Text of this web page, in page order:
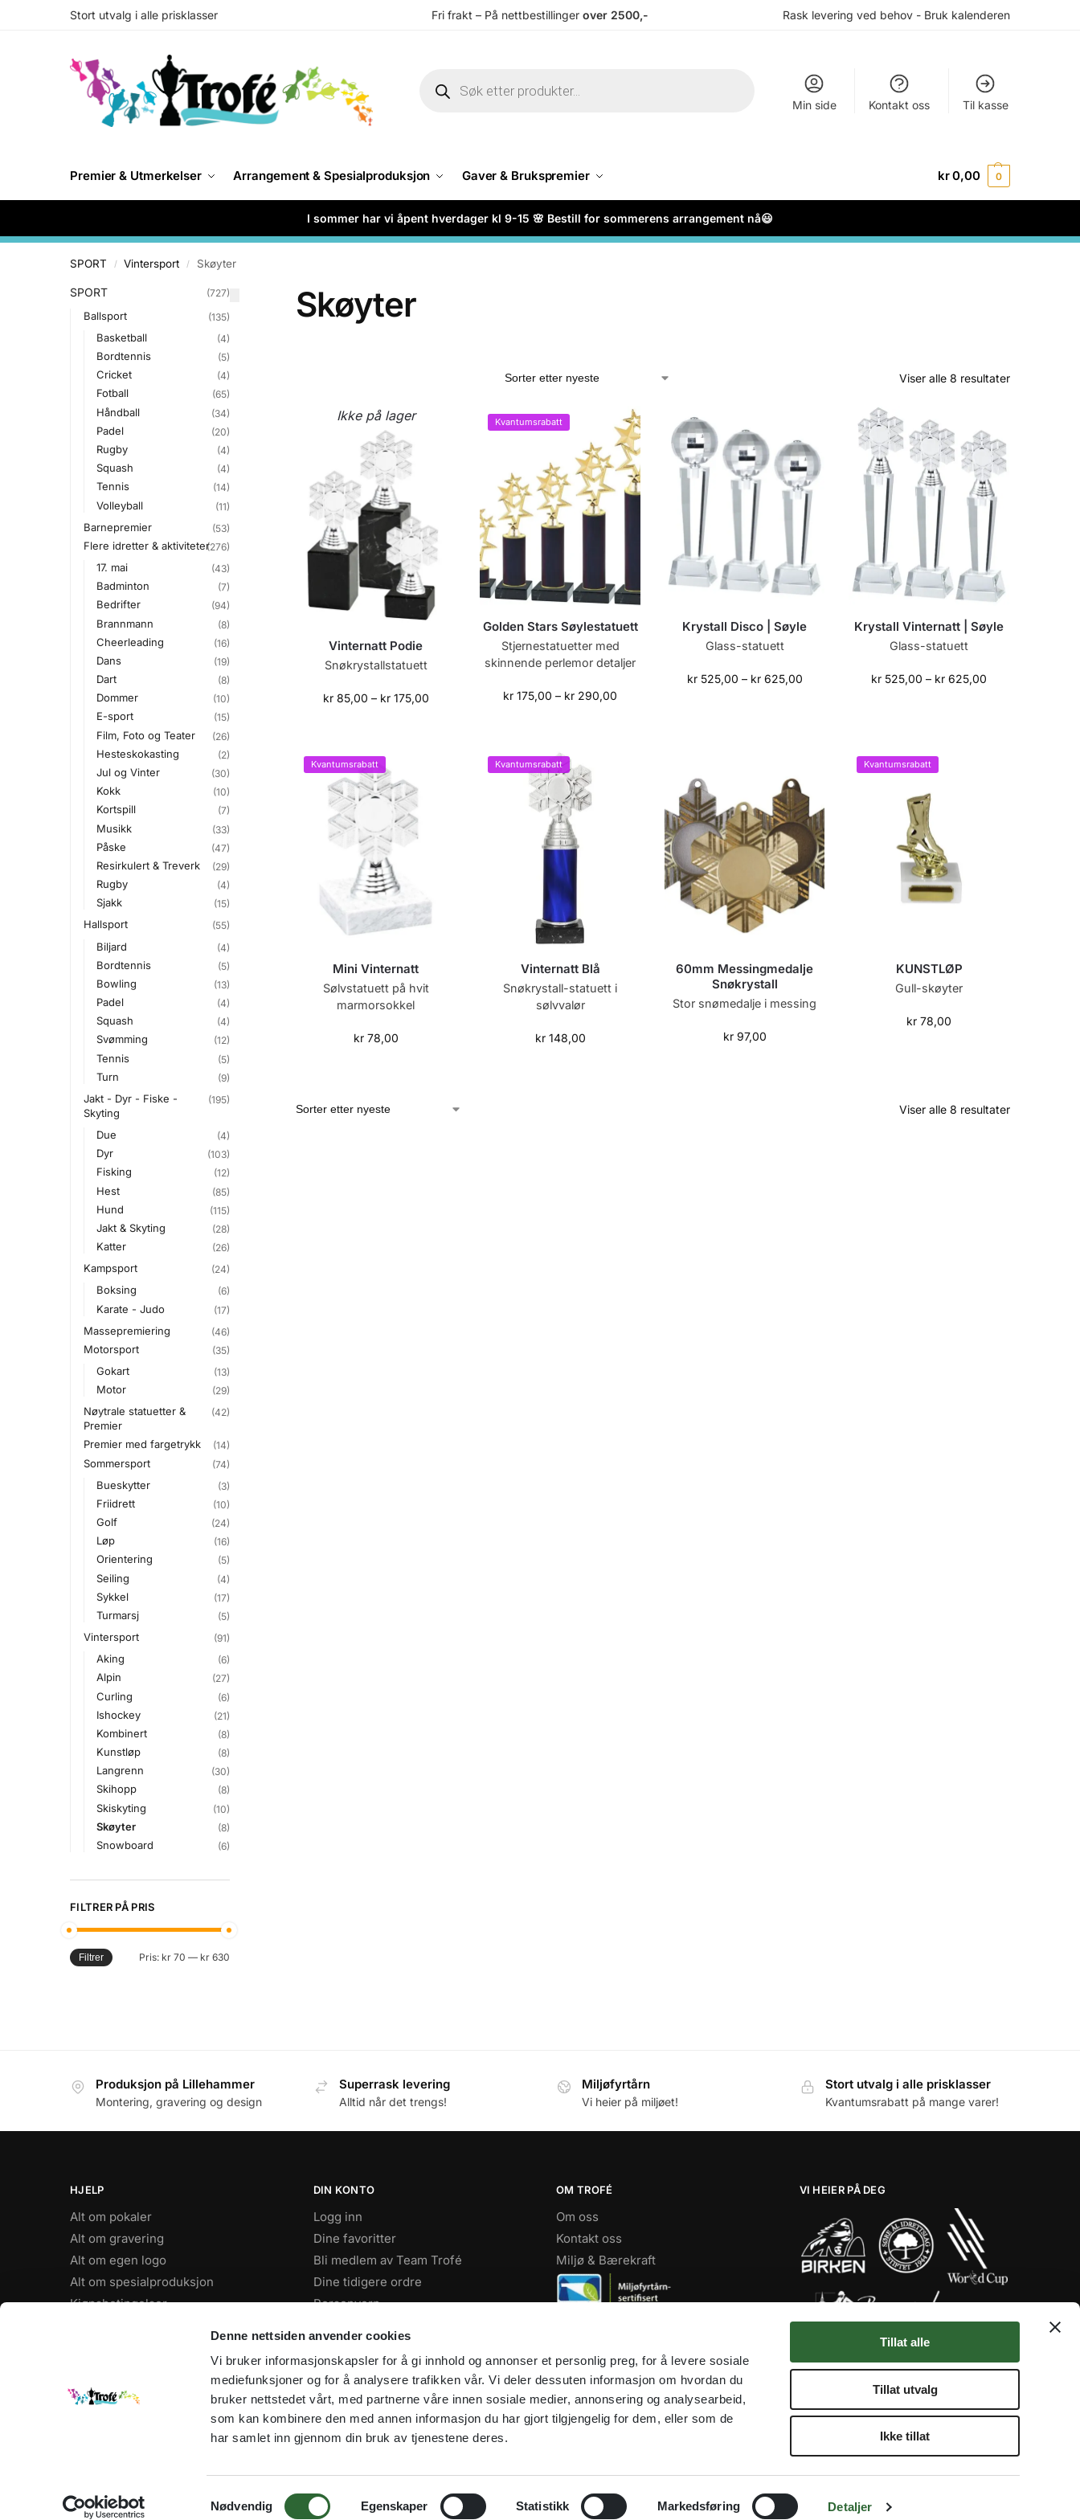
Denne nettsiden anvender cookies
Vi bruker informasjonskapsler for å gi innhold og annonser et personlig preg, for å levere sosiale
mediefunksjoner og for å analysere trafikken vår. Vi deler dessuten informasjon om hvordan du
bruker nettstedet vårt, med partnerne våre innen sosiale medier, annonsering og analysearbeid,
som kan kombinere den med annen informasjon du har gjort tilgjengelig for dem, eller som de
har samlet inn gjennom din bruk av tjenestene deres.
Nødvendig Egenskaper Statistikk Markedsføring Detaljer
Tillat alle
Tillat utvalg
Ikke tillat
Stort utvalg i alle prisklasser Fri frakt – På nettbestillinger over 2500,- Rask levering ved behov - Bruk kalenderen
Min side Kontakt oss Til kasse
Premier & Utmerkelser Arrangement & Spesialproduksjon Gaver & Brukspremier kr0,00 0
I sommer har vi åpent hverdager kl 9-15 🌸 Bestill for sommerens arrangement nå😃
SPORT / Vintersport / Skøyter
Skøyter
Viser alle 8 resultater
Ikke på lager
Vinternatt Podie
Snøkrystallstatuett
kr85,00 – kr175,00
Kvantumsrabatt
Golden Stars Søylestatuett
Stjernestatuetter med
skinnende perlemor detaljer
kr 175,00 – kr 290,00
Krystall Disco | Søyle
Glass-statuett
kr525,00 – kr625,00
Krystall Vinternatt | Søyle
Glass-statuett
kr 525,00 – kr 625,00
Kvantumsrabatt
Mini Vinternatt
Sølvstatuett på hvit
marmorsokkel
kr78,00
Kvantumsrabatt
Vinternatt Blå
Snøkrystall-statuett i
sølvvalør
kr148,00
60mm Messingmedalje
Snøkrystall
Stor snømedalje i messing
kr97,00
Kvantumsrabatt
KUNSTLØP
Gull-skøyter
kr 78,00
Viser alle 8 resultater
SPORT (727)
Ballsport (135)
Basketball (4)
Bordtennis (5)
Cricket (4)
Fotball (65)
Håndball (34)
Padel (20)
Rugby (4)
Squash (4)
Tennis (14)
Volleyball (11)
Barnepremier (53)
Flere idretter & aktiviteter(276)
17. mai (43)
Badminton (7)
Bedrifter (94)
Brannmann (8)
Cheerleading (16)
Dans (19)
Dart (8)
Dommer (10)
E-sport (15)
Film, Foto og Teater (26)
Hesteskokasting (2)
Jul og Vinter (30)
Kokk (10)
Kortspill (7)
Musikk (33)
Påske (47)
Resirkulert & Treverk (29)
Rugby (4)
Sjakk (15)
Hallsport (55)
Biljard (4)
Bordtennis (5)
Bowling (13)
Padel (4)
Squash (4)
Svømming (12)
Tennis (5)
Turn (9)
Jakt - Dyr - Fiske -
Skyting
(195)
Due (4)
Dyr (103)
Fisking (12)
Hest (85)
Hund (115)
Jakt & Skyting (28)
Katter (26)
Kampsport (24)
Boksing (6)
Karate - Judo (17)
Massepremiering (46)
Motorsport (35)
Gokart (13)
Motor (29)
Nøytrale statuetter &
Premier
(42)
Premier med fargetrykk (14)
Sommersport (74)
Bueskytter (3)
Friidrett (10)
Golf (24)
Løp (16)
Orientering (5)
Seiling (4)
Sykkel (17)
Turmarsj (5)
Vintersport (91)
Aking (6)
Alpin (27)
Curling (6)
Ishockey (21)
Kombinert (8)
Kunstløp (8)
Langrenn (30)
Skihopp (8)
Skiskyting (10)
Skøyter (8)
Snowboard (6)
FILTRER PÅ PRIS
Filtrer Pris: kr 70 — kr 630
Produksjon på Lillehammer
Montering, gravering og design
Superrask levering
Alltid når det trengs!
Miljøfyrtårn
Vi heier på miljøet!
Stort utvalg i alle prisklasser
Kvantumsrabatt på mange varer!
HJELP
Alt om pokaler
Alt om gravering
Alt om egen logo
Alt om spesialproduksjon
Kjøpsbetingelser
Hverdager: 8–16
Jul, Påske og andre helligdager:
DIN KONTO
Logg inn
Dine favoritter
Bli medlem av Team Trofé
Dine tidigere ordre
Personvern
OM TROFÉ
Om oss
Kontakt oss
Miljø & Bærekraft
Instagram
Youtube
VI HEIER PÅ DEG
Her er noen av våre fantastiske
samarbeidspartnere!
© Trofe 2025 – Org.nr. 924 519 428